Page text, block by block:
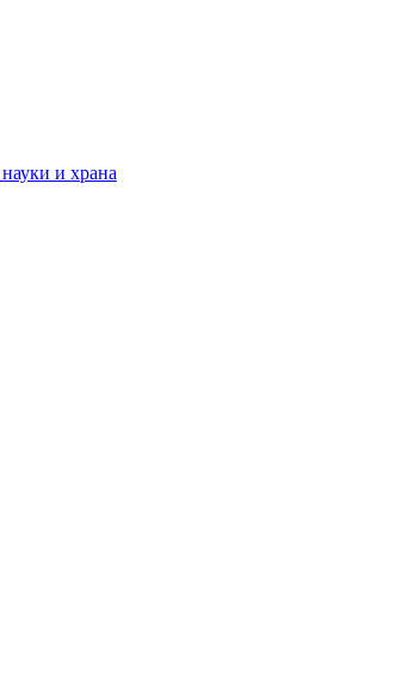
и храна